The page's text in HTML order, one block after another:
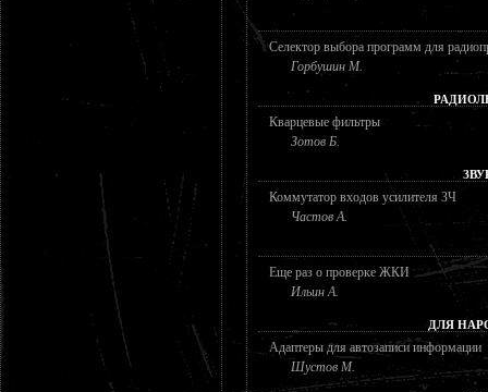
Селектор выбора программ для
Горбушин М.
Кварцевые фильтры
Зотов Б.
Коммутатор входов усилителя ЗЧ
Частов А.
Еще раз о проверке ЖКИ
Ильин А.
ДЛЯ
Адаптеры для автозаписи информации
Шустов М.